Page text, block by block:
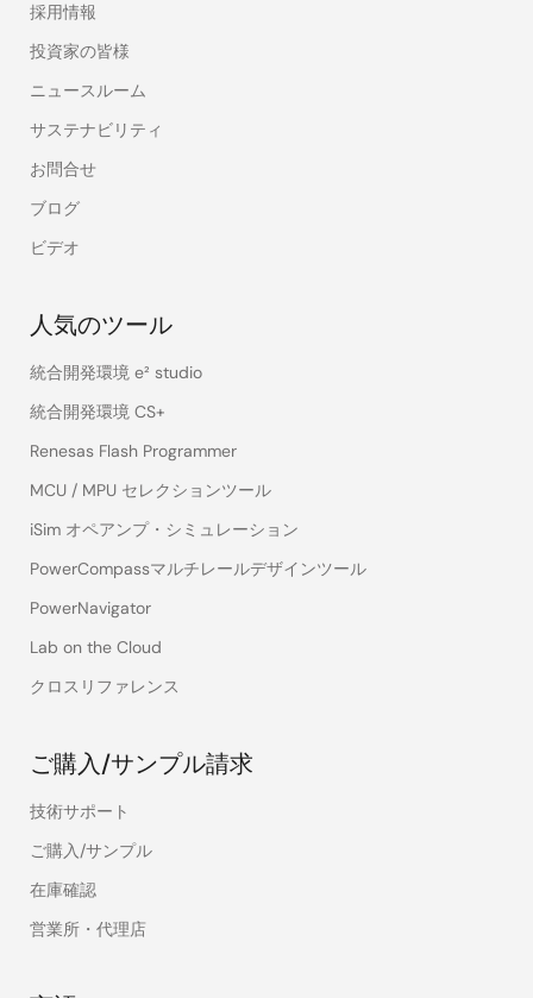
採用情報
投資家の皆様
ニュースルーム
サステナビリティ
お問合せ
ブログ
ビデオ
人気のツール
統合開発環境 e² studio
統合開発環境 CS+
Renesas Flash Programmer
MCU / MPU セレクションツール
iSim オペアンプ・シミュレーション
PowerCompassマルチレールデザインツール
PowerNavigator
Lab on the Cloud
クロスリファレンス
ご購入/サンプル請求
技術サポート
ご購入/サンプル
在庫確認
営業所・代理店